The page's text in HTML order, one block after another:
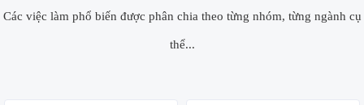
Các việc làm phổ biến được phân chia theo từng nhóm, từng ngành cụ
thể...